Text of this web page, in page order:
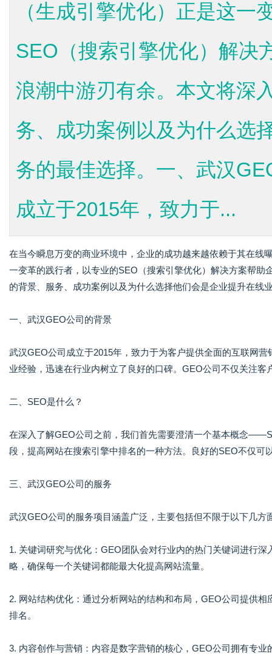
（生成引擎优化）正是这一
SEO（搜索引擎优化）解决
浪潮中游刃有余。本文将深
务、成功案例以及为什么选
务的最佳选择。一、武汉
成立于2015年，致力于...
在当今瞬息万变的商业环境中，企业的成功越来越依赖于其在线
一变革的践行者，以专业的SEO（搜索引擎优化）解决方案帮
的背景、服务、成功案例以及为什么选择他们会是企业提升在线
一、武汉GEO公司的背景
武汉GEO公司成立于2015年，致力于为客户提供全面的互联网
业经验，迅速在行业内树立了良好的口碑。GEO公司不仅关注
二、SEO是什么？
在深入了解GEO公司之前，我们首先需要澄清一个基本概念
段，提高网站在搜索引擎中排名的一种方法。良好的SEO不仅
三、武汉GEO公司的服务
武汉GEO公司的服务项目涵盖广泛，主要包括但不限于以下几方
1. 关键词研究与优化：GEO团队会对行业内的热门关键词进行
略，确保每一个关键词都能最大化提高网站流量。
2. 网站结构优化：通过分析网站的结构和布局，GEO公司提供
排名。
3. 内容创作与营销：内容是数字营销的核心，GEO公司拥有专